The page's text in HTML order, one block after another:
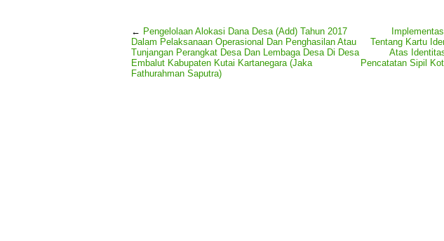
← Pengelolaan Alokasi Dana Desa (Add) Tahun 2017
Dalam Pelaksanaan Operasional Dan Penghasilan Atau
Tunjangan Perangkat Desa Dan Lembaga Desa Di Desa
Embalut Kabupaten Kutai Kartanegara (Jaka
Fathurahman Saputra)
Tentang Kartu
Atas
Pencatatan Sipil